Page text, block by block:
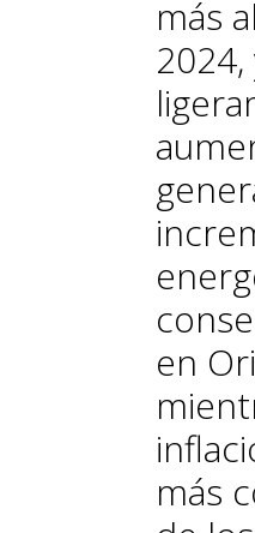
más
en
más